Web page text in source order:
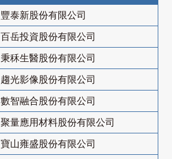
豐泰新股份有限公司
百岳投資股份有限公司
秉秝生醫股份有限公司
趨光影像股份有限公司
數智融合股份有限公司
聚量應用材料股份有限公司
寶山雍盛股份有限公司